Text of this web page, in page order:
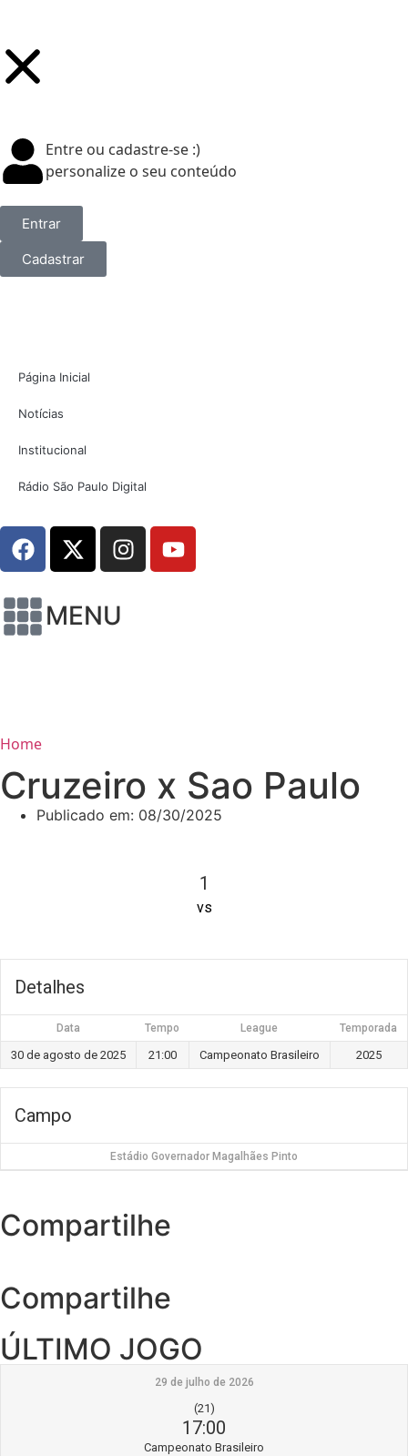
Entre ou cadastre-se :)
personalize o seu conteúdo
Entrar
Cadastrar
Página Inicial
Notícias
Institucional
Rádio São Paulo Digital
MENU
Home
Cruzeiro x Sao Paulo
Publicado em: 08/30/2025
1
vs
Detalhes
Data Tempo League Temporada
30 de agosto de 2025 21:00 Campeonato Brasileiro 2025
Campo
Estádio Governador Magalhães Pinto
Compartilhe
Compartilhe
ÚLTIMO JOGO
29 de julho de 2026
(21)
17:00
Campeonato Brasileiro